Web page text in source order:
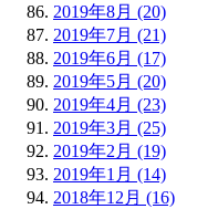
2019年8月 (20)
2019年7月 (21)
2019年6月 (17)
2019年5月 (20)
2019年4月 (23)
2019年3月 (25)
2019年2月 (19)
2019年1月 (14)
2018年12月 (16)